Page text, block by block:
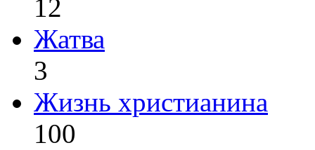
12
Жатва
3
Жизнь христианина
100